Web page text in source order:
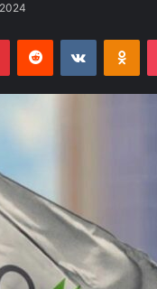
PinterestReddit VKontakte